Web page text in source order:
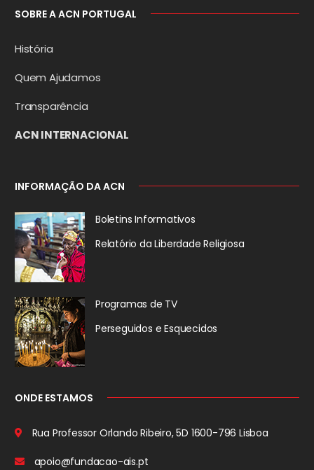
SOBRE A ACN PORTUGAL
História
Quem Ajudamos
Transparência
ACN INTERNACIONAL
INFORMAÇÃO DA ACN
Boletins Informativos
Relatório da Liberdade Religiosa
Programas de TV
Perseguidos e Esquecidos
ONDE ESTAMOS
Rua Professor Orlando Ribeiro, 5D 1600-796 Lisboa
apoio@fundacao-ais.pt